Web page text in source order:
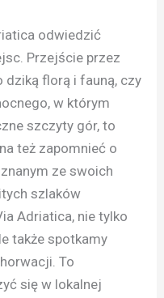
odwiedzić
Przejście przez
dziką florą i fauną, czy
w którym
szczyty gór, to
też zapomnieć o
ze swoich
szlaków
Adriatica, nie tylko
także spotkamy
To
się w lokalnej